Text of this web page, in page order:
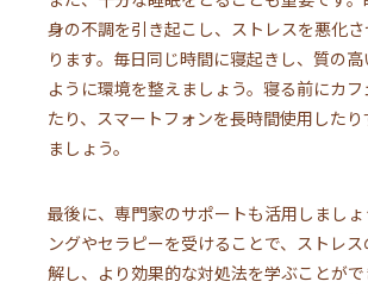
身の不調を引き起こし、ストレスを悪化
ります。毎日同じ時間に寝起きし、質の
ように環境を整えましょう。寝る前にカ
たり、スマートフォンを長時間使用した
ましょう。
最後に、専門家のサポートも活用しましょ
ングやセラピーを受けることで、ストレ
解し、より効果的な対処法を学ぶことが